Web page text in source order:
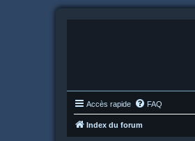
Accès rapide FAQ
Index du forum